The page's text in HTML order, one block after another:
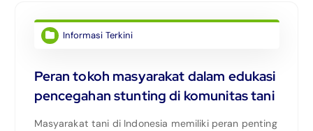
Informasi Terkini
Peran tokoh masyarakat dalam edukasi
pencegahan stunting di komunitas tani
Masyarakat tani di Indonesia memiliki peran penting